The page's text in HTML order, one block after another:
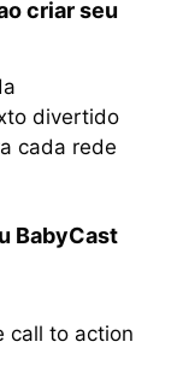
criar seu
divertido
cada rede
BabyCast
call to action